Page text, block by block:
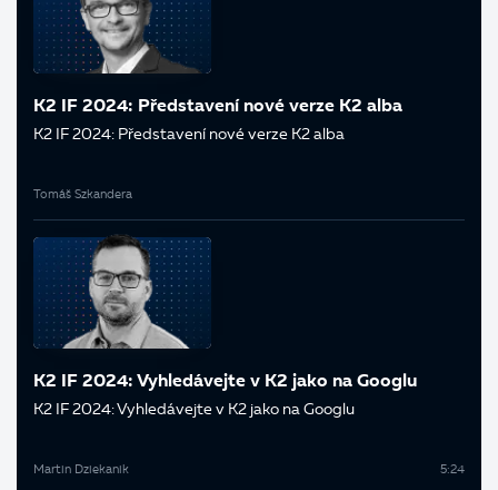
K2 IF 2024: Představení nové verze K2 alba
K2 IF 2024: Představení nové verze K2 alba
Tomáš Szkandera
K2 IF 2024: Vyhledávejte v K2 jako na Googlu
K2 IF 2024: Vyhledávejte v K2 jako na Googlu
Martin Dziekanik 5:24